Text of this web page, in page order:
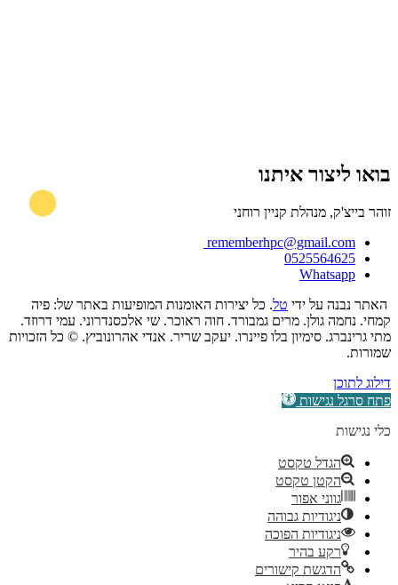
בואו ליצור איתנו
זוהר בייצ'ק, מנהלת קניין רוחני
rememberhpc@gmail.com
0525564625
Whatsapp
האתר נבנה על ידי טל. כל יצירות האומנות המופיעות באתר של: פיה
קמחי. נחמה גולן. מרים גמבורד. חוה ראוכר. שי אלכסנדרוני. עמי דרוזד.
מתי גרינברג. סימיון בלו פיינרו. יעקב שריר. אנדי אהרונוביץ. © כל הזכויות
שמורות.
דילוג לתוכן
פתח סרגל נגישות
כלי נגישות
הגדל טקסט
הקטן טקסט
גווני אפור
ניגודיות גבוהה
ניגודיות הפוכה
רקע בהיר
הדגשת קישורים